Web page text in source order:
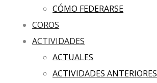
CÓMO FEDERARSE
COROS
ACTIVIDADES
ACTUALES
ACTIVIDADES ANTERIORES